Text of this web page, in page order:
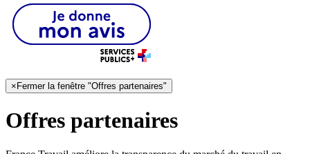
× Fermer la fenêtre "Offres partenaires"
Offres partenaires